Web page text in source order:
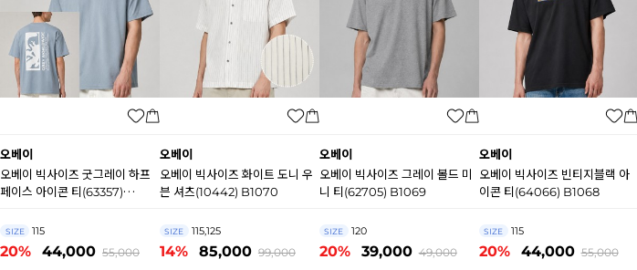
오베이
오베이 빅사이즈 굿그레이 하프
페이스 아이콘 티(63357)
SIZE 115
20% 44,000 55,000
오베이
오베이 빅사이즈 화이트 도니 우
븐 셔츠(10442) B1070
SIZE 115,125
14% 85,000 99,000
오베이
오베이 빅사이즈 그레이 볼드 미
니 티(62705) B1069
SIZE 120
20% 39,000 49,000
오베이
오베이 빅사이즈 빈티지블랙 아
이콘 티(64066) B1068
SIZE 115
20% 44,000 55,000